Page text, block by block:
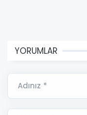
YORUMLAR
Adınız *